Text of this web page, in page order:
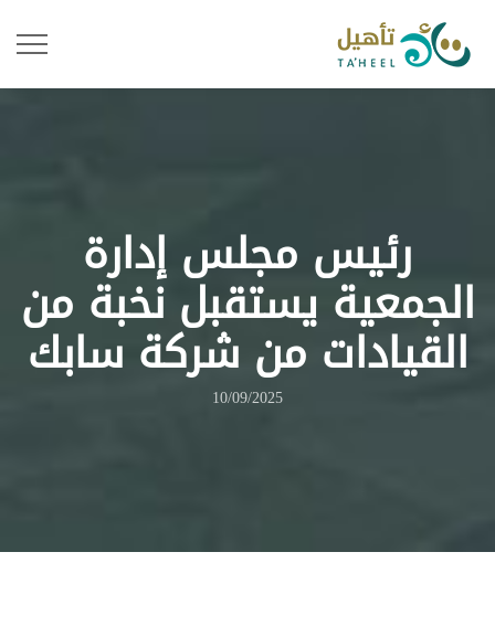
رئيس مجلس إدارة
الجمعية يستقبل نخبة من
القيادات من شركة سابك
10/09/2025